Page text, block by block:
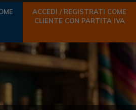
ACCEDI / REGISTRATI COME
CLIENTE CON PARTITA IVA